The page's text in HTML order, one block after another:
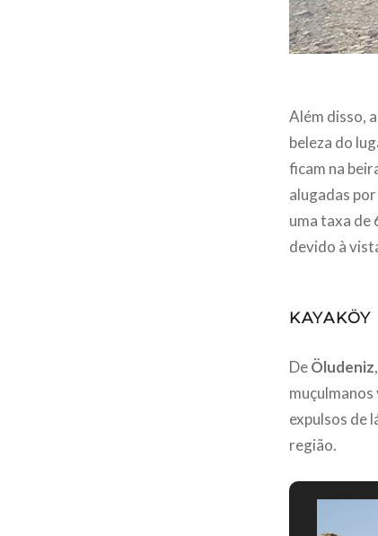
Além disso,
beleza do
ficam na
alugadas
uma taxa de
devido à
KAYAKÖY
DeÖludeniz
expulsos de
região.